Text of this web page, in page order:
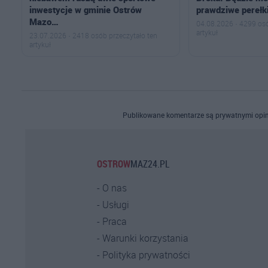
inwestycje w gminie Ostrów
Mazo…
23.07.2026 · 2418 osób przeczytało ten
artykuł
prawdziwe perełki
04.08.2026 · 4299
artykuł
Publikowane komentarze są prywatnymi
OSTROWMAZ24.PL
O nas
Usługi
Praca
Warunki korzystania
Polityka prywatności